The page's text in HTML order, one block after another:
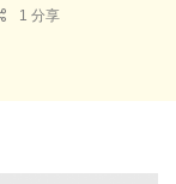
1 分享